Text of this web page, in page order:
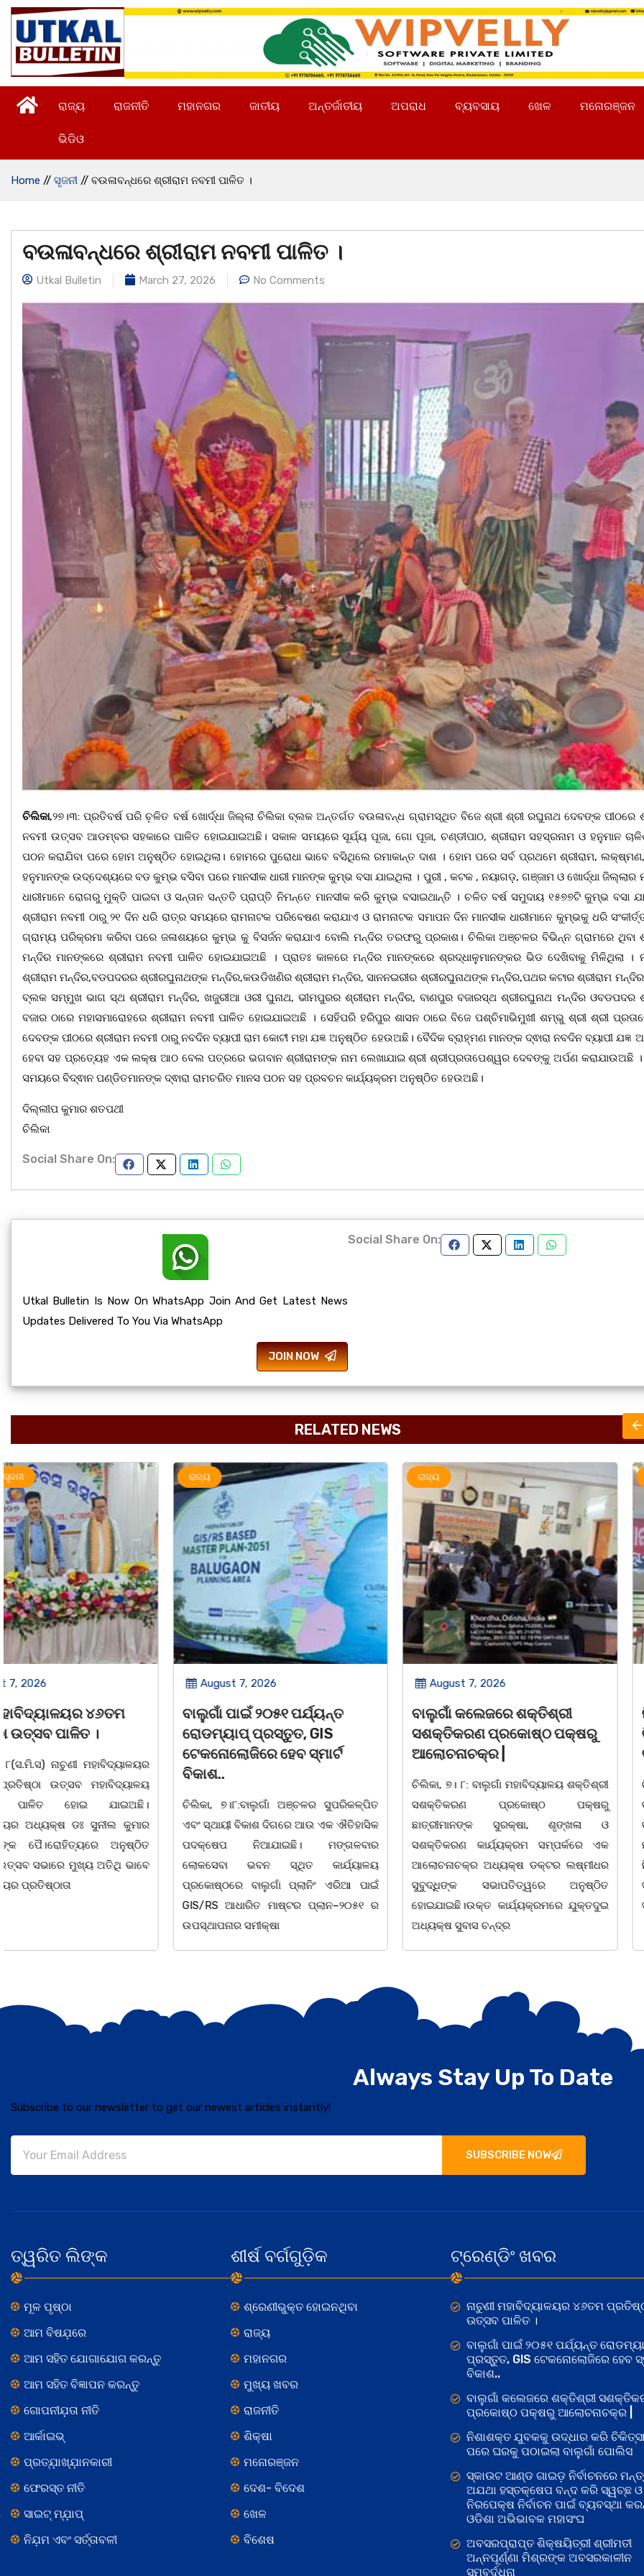
ରାଜ୍ୟ ରାଜନୀତି ମହାନଗର ଜାତୀୟ ଅନ୍ତର୍ଜାତୀୟ ଅପରାଧ ବ୍ୟବସାୟ ଖେଳ ମନୋରଞ୍ଜନ
ଭିଡିଓ
Home // ସୃଜନୀ // ବଉଳାବନ୍ଧରେ ଶ୍ରୀରାମ ନବମୀ ପାଳିତ ।
ବଉଳାବନ୍ଧରେ ଶ୍ରୀରାମ ନବମୀ ପାଳିତ ।
Utkal Bulletin March 27, 2026 No Comments
ଚିଲିକା,୨୭।୩: ପ୍ରତିବର୍ଷ ପରି ଚ଼ଳିତ ବର୍ଷ ଖୋର୍ଦ୍ଧା ଜିଲ୍ଲା ଚିଲିକା ବ୍ଲକ ଅନ୍ତର୍ଗତ ବଉଳାବନ୍ଧ ଗ୍ରାମସ୍ଥିତ ବିଜେ ଶ୍ରୀ ଶ୍ରୀ ରଘୁନାଥ ଦେବଙ୍କ ପୀଠରେ
ନବମୀ ଉତ୍ସବ ଆଡମ୍ବର ସହକାରେ ପାଳିତ ହୋଇଯାଇଅଛି। ସକାଳ ସମୟରେ ସୂର୍ଯ୍ୟ ପୂଜା, ଗୋ ପୂଜା, ଚଣ୍ଡୀପାଠ, ଶ୍ରୀରାମ ସହସ୍ରନାମ ଓ ହନୁମାନ
ପଠନ କରାଯିବା ପରେ ହୋମ ଅନୁଷ୍ଠିତ ହୋଇଥିଲା। ହୋମରେ ପୁରୋଧା ଭାବେ ବସିଥିଲେ ରମାକାନ୍ତ ଦାଶ । ହୋମ ପରେ ସର୍ବ ପ୍ରଥମେ ଶ୍ରୀରାମ,
ହନୁମାନଙ୍କ ଉଦ୍ଦେଶ୍ୟରେ ବଡ କୁମ୍ଭ ବସିବା ପରେ ମାନସୀକ ଧାରୀ ମାନଙ୍କ କୁମ୍ଭ ବସା ଯାଇଥିଲା । ପୁରୀ , କଟକ , ନୟାଗଡ଼, ଗଞ୍ଜାମ ଓ ଖୋର୍ଦ୍ଧା ଜିଲ୍ଲାର
ଧାରୀମାନେ ରୋଗରୁ ମୁକ୍ତି ପାଇବା ଓ ସନ୍ତାନ ସନ୍ତତି ପ୍ରାପ୍ତି ନିମନ୍ତେ ମାନସୀକ କରି କୁମ୍ଭ ବସାଇଥାନ୍ତି । ଚଳିତ ବର୍ଷ ସମୁଦାୟ ୧୫୭୭ଟି କୁମ୍ଭ ବସା
ଶ୍ରୀରାମ ନବମୀ ଠାରୁ ୨୧ ଦିନ ଧରି ରାତ୍ର ସମୟରେ ରାମନାଟକ ପରିବେଷଣ କରାଯାଏ ଓ ରାମନାଟକ ସମାପନ ଦିନ ମାନସୀକ ଧାରୀମାନେ କୁମ୍ଭକୁ ଧରି
ଗ୍ରାମ୍ୟ ପରିକ୍ରମା କରିବା ପରେ ଜଳାଶୟରେ କୁମ୍ଭ କୁ ବିସର୍ଜନ କରାଯାଏ ବୋଲି ମନ୍ଦିର ତରଫରୁ ପ୍ରକାଶ। ଚିଲିକା ଅଞ୍ଚଳର ବିଭିନ୍ନ ଗ୍ରାମରେ ଥିବା
ମନ୍ଦିର ମାନଙ୍କରେ ଶ୍ରୀରାମ ନବମୀ ପାଳିତ ହୋଇଯାଇଅଛି । ପ୍ରାତଃ କାଳରେ ମନ୍ଦିର ମାନଙ୍କରେ ଶ୍ରଦ୍ଧାଳୁମାନଙ୍କର ଭିଡ ଦେଖିବାକୁ ମିଳିଥିଲା ।
ଶ୍ରୀରାମ ମନ୍ଦିର,ବଡପଦରର ଶ୍ରୀରଘୁନାଥଙ୍କ ମନ୍ଦିର,କଉଡିଖଣିର ଶ୍ରୀରାମ ମନ୍ଦିର, ସାନନଇରୀର ଶ୍ରୀରଘୁନାଥଙ୍କ ମନ୍ଦିର,ପଥର କଟାର ଶ୍ରୀରାମ
ବ୍ଲକ ସମ୍ମୁଖ ଭାଗ ସ୍ଥ ଶ୍ରୀରାମ ମନ୍ଦିର, ଖଜୁରୀଆ ଓରୀ ଘୁନାଥ, ଭୀମପୁରର ଶ୍ରୀରାମ ମନ୍ଦିର, ବାଣପୁର ବଜାରସ୍ଥ ଶ୍ରୀରଘୁନାଥ ମନ୍ଦିର ଓବଡପଦର
ବଜାର ଠାରେ ମହାସମାରୋହରେ ଶ୍ରୀରାମ ନବମୀ ପାଳିତ ହୋଇଯାଇଅଛି । ସେହିପରି ହରିପୁର ଶାସନ ଠାରେ ବିଜେ ପଶ୍ଚିମାଭିମୁଖୀ ଶମ୍ଭୁ ଶ୍ରୀ ଶ୍ରୀ
ଦେବଙ୍କ ପୀଠରେ ଶ୍ରୀରାମ ନବମୀ ଠାରୁ ନବଦିନ ବ୍ୟାପୀ ରାମ କୋଟୀ ମହା ଯଜ୍ଞ ଅନୁଷ୍ଠିତ ହେଉଅଛି। ବୈଦିକ ବ୍ରାହ୍ମଣ ମାନଙ୍କ ଦ୍ଵାରା ନବଦିନ ବ୍ୟାପୀ ଯଜ୍ଞ
ହେବା ସହ ପ୍ରତ୍ୟେହ ଏକ ଲକ୍ଷ ଆଠ ବେଲ ପତ୍ରରେ ଭଗବାନ ଶ୍ରୀରାମଙ୍କ ନାମ ଲେଖାଯାଇ ଶ୍ରୀ ଶ୍ରୀପ୍ରତାପେଶ୍ୱର ଦେବଙ୍କୁ ଅର୍ପଣ କରାଯାଉଅଛି ।
ସମୟରେ ବିଦ୍ଵାନ ପଣ୍ଡିତମାନଙ୍କ ଦ୍ଵାରା ରାମଚରିତ ମାନସ ପଠନ ସହ ପ୍ରବଚନ କାର୍ଯ୍ୟକ୍ରମ ଅନୁଷ୍ଠିତ ହେଉଅଛି।
ଦିଲ୍ଲୀପ କୁମାର ଶତପଥୀ
ଚିଲିକା
Social Share On:
Utkal Bulletin Is Now On WhatsApp Join And Get Latest News
Updates Delivered To You Via WhatsApp
JOIN NOW
Social Share On:
RELATED NEWS
ରାଜ୍ୟ
August 7, 2026
ବାଲୁଗାଁ ପାଇଁ ୨୦୫୧ ପର୍ଯ୍ୟନ୍ତ
ରୋଡମ୍ୟାପ୍ ପ୍ରସ୍ତୁତ, GIS
ବିକାଶ..
ଚିଲିକା, ୭।୮:ବାଲୁଗାଁ ଅଞ୍ଚଳର ସୁପରିକଳ୍ପିତ
ଏବଂ ସ୍ଥାୟୀ ବିକାଶ ଦିଗରେ ଆଉ ଏକ ଐତିହାସିକ
ପଦକ୍ଷେପ ନିଆଯାଇଛି। ମଙ୍ଗଳବାର
ଲୋକସେବା ଭବନ ସ୍ଥିତ କାର୍ଯ୍ୟାଳୟ
ପ୍ରକୋଷ୍ଠରେ ବାଲୁଗାଁ ପ୍ଲାନିଂ ଏରିଆ ପାଇଁ
GIS/RS ଆଧାରିତ ମାଷ୍ଟର ପ୍ଲାନ–୨୦୫୧ ର
ରାଜ୍ୟ
August 7, 2026
ବାଲୁଗାଁ କଲେଜରେ ଶକ୍ତିଶ୍ରୀ
ସଶକ୍ତିକରଣ ପ୍ରକୋଷ୍ଠ ପକ୍ଷରୁ
ଆଲୋଚନାଚକ୍ର |
ଚିଲିକା, ୭। ୮: ବାଲୁଗାଁ ମହାବିଦ୍ୟାଳୟ ଶକ୍ତିଶ୍ରୀ
ସଶକ୍ତିକରଣ ପ୍ରକୋଷ୍ଠ ପକ୍ଷରୁ
ଛାତ୍ରୀମାନଙ୍କ ସୁରକ୍ଷା, ଶୃଙ୍ଖଳା ଓ
ସଶକ୍ତିକରଣ କାର୍ଯ୍ୟକ୍ରମ ସମ୍ପର୍କରେ ଏକ
ଆଲୋଚନାଚକ୍ର ଅଧ୍ୟକ୍ଷ ଡକ୍ଟର ଲଷ୍ମୀଧର
ସୁବୁଦ୍ଧିଙ୍କ ସଭାପତିତ୍ୱରେ ଅନୁଷ୍ଠିତ
ହୋଇଯାଇଛି।ଉକ୍ତ କାର୍ଯ୍ୟକ୍ରମରେ ଯୁକ୍ତଦୁଇ
ଅଧ୍ୟକ୍ଷ ସୁବାସ ଚନ୍ଦ୍ର
ରାଜ୍ୟ
August 7, 2026
ନିଶାଶକ୍ତ ଯୁବକକୁ ଉଦ୍ଧାର
ଚିକିତ୍ସା ପରେ ଘରକୁ ପଠାଇଲା
ବାଲୁଗାଁ ପୋଲିସ
ଚିଲିକା, ୭।୮:ବର୍ତ୍ତମାନ ସମୟରେ
ବଞ୍ଚି ରହିଛି।ଯାହାର ଜ୍ୱଳନ୍ତ
ବାଲୁଗାଁ ପୋଲିସ।ଖବର ମୁତାବକ
ମଧ୍ୟାହ୍ନରେ ଜଣେ ବ୍ୟକ୍ତି
ନିକଟରେ କ୍ଷତବିକ୍ଷତ
ସାଧାରଣ ଜନତାଙ୍କୁ ଗାଳିଗୁଲଜ
ସ୍ଥାନୀୟ ଲୋକେ ୧୧୨
Always Stay Up To Date
Subscribe to our newsletter to get our newest articles instantly!
SUBSCRIBE NOW
ତ୍ୱରିତ ଲିଙ୍କ
ମୂଳ ପୃଷ୍ଠା
ଆମ ବିଷଯ଼ରେ
ଆମ ସହିତ ଯୋଗାଯୋଗ କରନ୍ତୁ
ଆମ ସହିତ ବିଜ୍ଞାପନ କରନ୍ତୁ
ଗୋପନୀଯ଼ତା ନୀତି
ଆର୍କାଇଭ୍
ପ୍ରତ୍ଯ଼ାଖ୍ଯ଼ାନକାରୀ
ଫେରସ୍ତ ନୀତି
ସାଇଟ୍ ମ୍ଯ଼ାପ୍
ନିଯ଼ମ ଏବଂ ସର୍ତ୍ତାବଳୀ
ଶୀର୍ଷ ବର୍ଗଗୁଡ଼ିକ
ଶ୍ରେଣୀଭୁକ୍ତ ହୋଇନଥିବା
ରାଜ୍ୟ
ମହାନଗର
ମୁଖ୍ୟ ଖବର
ରାଜନୀତି
ଶିକ୍ଷା
ମନୋରଞ୍ଜନ
ଦେଶ- ବିଦେଶ
ଖେଳ
ବିଶେଷ
ଟ୍ରେଣ୍ଡିଂ ଖବର
ନାଚୁଣୀ ମହାବିଦ୍ୟାଳୟର ୪୬ତମ
ଉତ୍ସବ ପାଳିତ ।
ବାଲୁଗାଁ ପାଇଁ ୨୦୫୧ ପର୍ଯ୍ୟନ୍ତ
ପ୍ରସ୍ତୁତ, GIS ଟେକନୋଲୋଜିରେ ହେବ
ବିକାଶ..
ବାଲୁଗାଁ କଲେଜରେ ଶକ୍ତିଶ୍ରୀ
ପ୍ରକୋଷ୍ଠ ପକ୍ଷରୁ ଆଲୋଚନାଚକ୍ର |
ନିଶାଶକ୍ତ ଯୁବକକୁ ଉଦ୍ଧାର କରି ଚିକିତ୍ସା
ପରେ ଘରକୁ ପଠାଇଲା ବାଲୁଗାଁ ପୋଲିସ
ସ୍କାଉଟ ଆଣ୍ଡ ଗାଇଡ଼ ନିର୍ବାଚନରେ
ଅଯଥା ହସ୍ତକ୍ଷେପ ବନ୍ଦ କରି ସ୍ୱଚ୍ଛ ଓ
ନିରପେକ୍ଷ ନିର୍ବାଚନ ପାଇଁ ବ୍ୟବସ୍ଥା
ଓଡିଶା ଅଭିଭାବକ ମହାସଂଘ
ଅବସରପ୍ରାପ୍ତ ଶିକ୍ଷୟିତ୍ରୀ ଶ୍ରୀମତୀ
ଅନ୍ନପୂର୍ଣ୍ଣା ମିଶ୍ରଙ୍କ ଅବସରକାଳୀନ
ସମ୍ବର୍ଦ୍ଧନା